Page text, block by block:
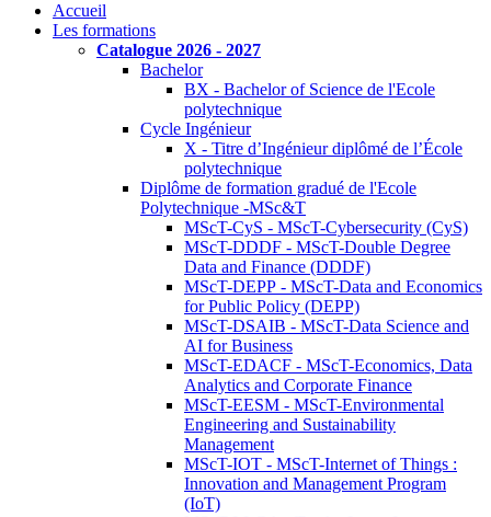
Accueil
Les formations
Catalogue 2026 - 2027
Bachelor
BX - Bachelor of Science de l'Ecole
polytechnique
Cycle Ingénieur
X - Titre d’Ingénieur diplômé de l’École
polytechnique
Diplôme de formation gradué de l'Ecole
Polytechnique -MSc&T
MScT-CyS - MScT-Cybersecurity (CyS)
MScT-DDDF - MScT-Double Degree
Data and Finance (DDDF)
MScT-DEPP - MScT-Data and Economics
for Public Policy (DEPP)
MScT-DSAIB - MScT-Data Science and
AI for Business
MScT-EDACF - MScT-Economics, Data
Analytics and Corporate Finance
MScT-EESM - MScT-Environmental
Engineering and Sustainability
Management
MScT-IOT - MScT-Internet of Things :
Innovation and Management Program
(IoT)